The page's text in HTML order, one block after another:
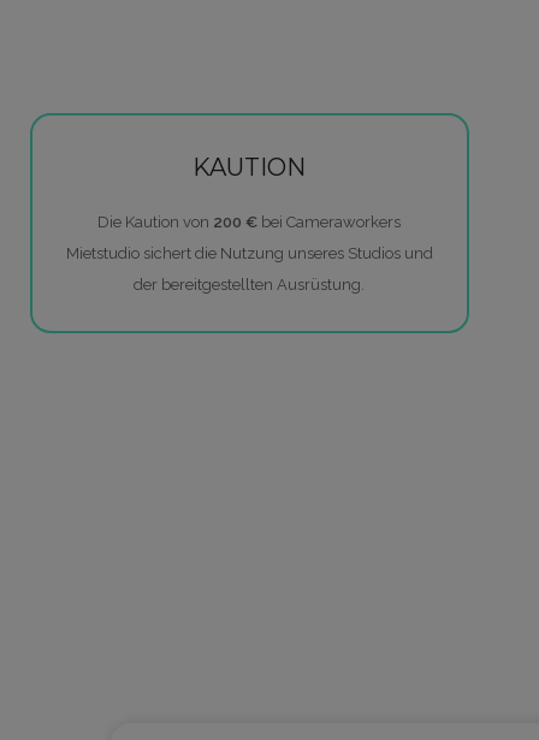
KAUTION
Die Kaution von 200 € bei Cameraworkers
Mietstudio sichert die Nutzung unseres Studios und
der bereitgestellten Ausrüstung.